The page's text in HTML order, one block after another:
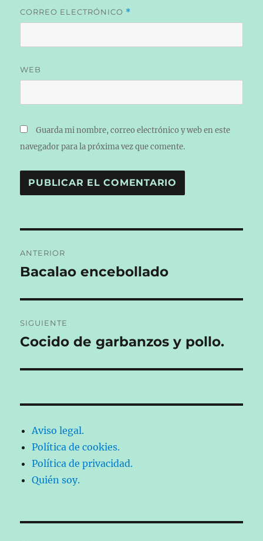
CORREO ELECTRÓNICO *
WEB
Guarda mi nombre, correo electrónico y web en este
navegador para la próxima vez que comente.
de
ANTERIOR
Entrada
Bacalao encebollado
SIGUIENTE
Entrada
Cocido de garbanzos y pollo.
Aviso legal.
Política de cookies.
Política de privacidad.
Quién soy.